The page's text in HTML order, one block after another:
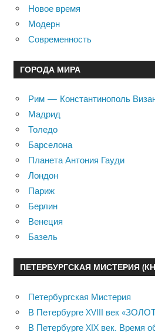
Новое время
Модерн
Современность
ГОРОДА МИРА
Рим — Константинополь
Мадрид
Толедо
Барселона
Планета Антония Гауди
Лондон
Париж
Берлин
Венеция
Базель
ПЕТЕРБУРГСКАЯ МИСТЕРИЯ
Петербургская Мистерия
В Петербурге XVIII век
В Петербурге XIX век. Время